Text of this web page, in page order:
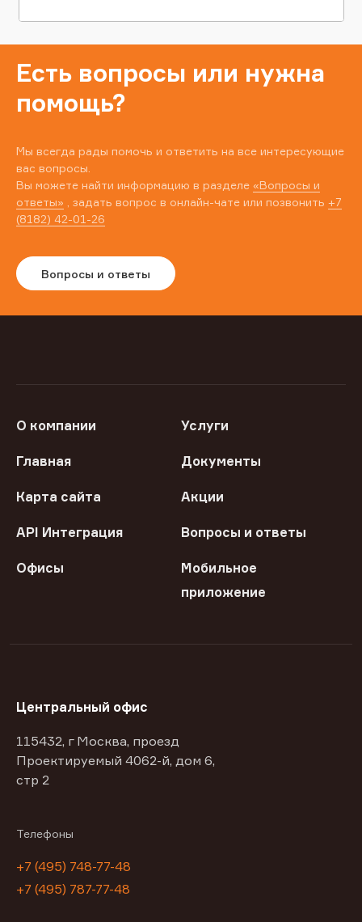
Есть вопросы или нужна
помощь?
Мы всегда рады помочь и ответить на все интересующие
вас вопросы.
Вы можете найти информацию в разделе «Вопросы и
ответы» , задать вопрос в онлайн-чате или позвонить +7
(8182) 42-01-26
Вопросы и ответы
О компании Услуги
Главная Документы
Карта сайта Акции
API Интеграция Вопросы и ответы
Офисы
Мобильное
приложение
Центральный офис
115432, г Москва, проезд
Проектируемый 4062-й, дом 6,
стр 2
Телефоны
+7 (495) 748-77-48
+7 (495) 787-77-48